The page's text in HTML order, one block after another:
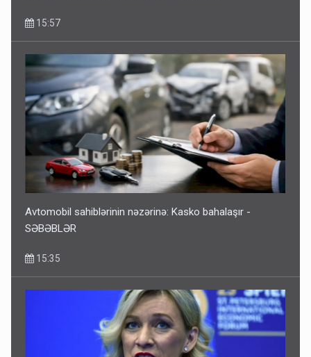
15:57
Avtomobil sahiblərinin nəzərinə: Kasko bahalaşır -
SƏBƏBLƏR
15:35